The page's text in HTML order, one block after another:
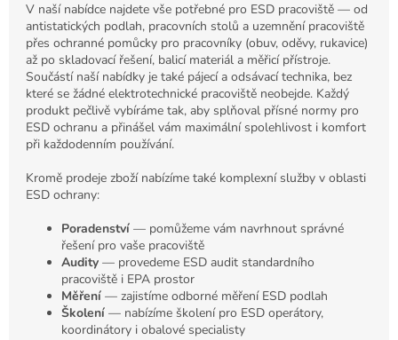
V naší nabídce najdete vše potřebné pro ESD pracoviště — od
antistatických podlah, pracovních stolů a uzemnění pracoviště
přes ochranné pomůcky pro pracovníky (obuv, oděvy, rukavice)
až po skladovací řešení, balicí materiál a měřicí přístroje.
Součástí naší nabídky je také pájecí a odsávací technika, bez
které se žádné elektrotechnické pracoviště neobejde. Každý
produkt pečlivě vybíráme tak, aby splňoval přísné normy pro
ESD ochranu a přinášel vám maximální spolehlivost i komfort
při každodenním používání.
Kromě prodeje zboží nabízíme také komplexní služby v oblasti
ESD ochrany:
Poradenství — pomůžeme vám navrhnout správné
řešení pro vaše pracoviště
Audity — provedeme ESD audit standardního
pracoviště i EPA prostor
Měření — zajistíme odborné měření ESD podlah
Školení — nabízíme školení pro ESD operátory,
koordinátory i obalové specialisty